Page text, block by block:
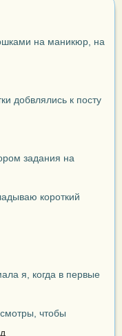
на маникюр, на
добвлялись к посту
задания на
короткий
я, когда в первые
чтобы